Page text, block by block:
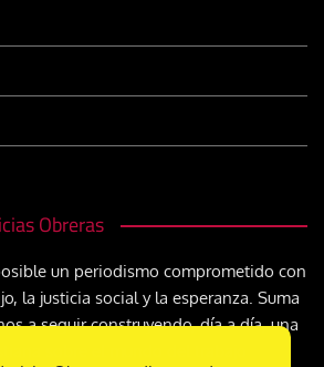
Obreras
un periodismo comprometido con
la justicia social y la esperanza. Suma
a seguir construyendo, día a día, una
sobre el mundo del trabajo